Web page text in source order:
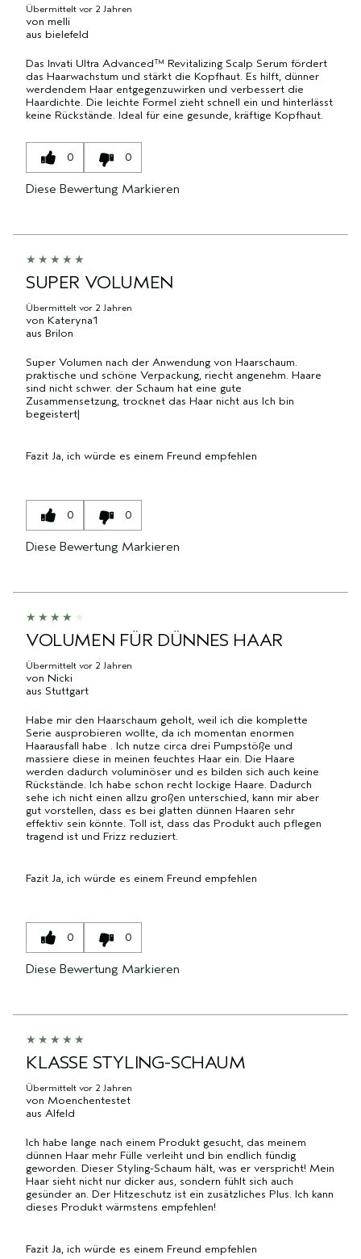
Übermittelt vor 2 Jahren
von melli
aus bielefeld
Das Invati Ultra Advanced™ Revitalizing Scalp Serum fördert
das Haarwachstum und stärkt die Kopfhaut. Es hilft, dünner
werdendem Haar entgegenzuwirken und verbessert die
Haardichte. Die leichte Formel zieht schnell ein und hinterlässt
keine Rückstände. Ideal für eine gesunde, kräftige Kopfhaut.
0 0
Diese Bewertung Markieren
SUPER VOLUMEN
Übermittelt vor 2 Jahren
von Kateryna1
aus Brilon
Super Volumen nach der Anwendung von Haarschaum.
praktische und schöne Verpackung, riecht angenehm. Haare
sind nicht schwer. der Schaum hat eine gute
Zusammensetzung, trocknet das Haar nicht aus Ich bin
begeistert|
Fazit Ja, ich würde es einem Freund empfehlen
0 0
Diese Bewertung Markieren
VOLUMEN FÜR DÜNNES HAAR
Übermittelt vor 2 Jahren
von Nicki
aus Stuttgart
Habe mir den Haarschaum geholt, weil ich die komplette
Serie ausprobieren wollte, da ich momentan enormen
Haarausfall habe . Ich nutze circa drei Pumpstöße und
massiere diese in meinen feuchtes Haar ein. Die Haare
werden dadurch voluminöser und es bilden sich auch keine
Rückstände. Ich habe schon recht lockige Haare. Dadurch
sehe ich nicht einen allzu großen unterschied, kann mir aber
gut vorstellen, dass es bei glatten dünnen Haaren sehr
effektiv sein könnte. Toll ist, dass das Produkt auch pflegen
tragend ist und Frizz reduziert.
Fazit Ja, ich würde es einem Freund empfehlen
0 0
Diese Bewertung Markieren
KLASSE STYLING-SCHAUM
Übermittelt vor 2 Jahren
von Moenchentestet
aus Alfeld
Ich habe lange nach einem Produkt gesucht, das meinem
dünnen Haar mehr Fülle verleiht und bin endlich fündig
geworden. Dieser Styling-Schaum hält, was er verspricht! Mein
Haar sieht nicht nur dicker aus, sondern fühlt sich auch
gesünder an. Der Hitzeschutz ist ein zusätzliches Plus. Ich kann
dieses Produkt wärmstens empfehlen!
Fazit Ja, ich würde es einem Freund empfehlen